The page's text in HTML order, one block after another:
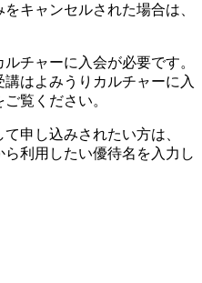
キャンセルされた場合は、
チャーに入会が必要です。
はよみうりカルチャーに入
ご覧ください。
申し込みされたい方は、
ら利用したい優待名を入力し